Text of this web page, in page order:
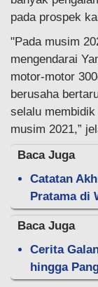
pada prospek
"Pada musim
mengendarai
motor-motor
berusaha
selalu
musim 2021,”
Baca Juga
Catatan
Pratama di
Baca Juga
Cerita
hingga